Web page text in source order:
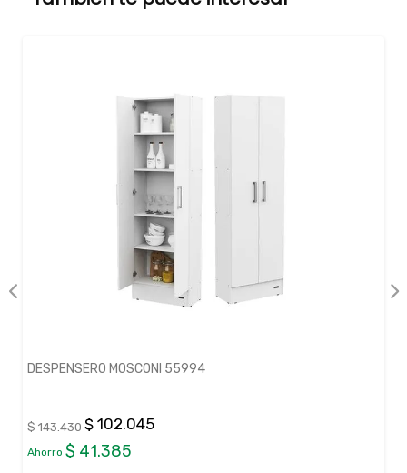
DESPENSERO MOSCONI 55994
$ 143.430 $ 102.045
Ahorro $ 41.385